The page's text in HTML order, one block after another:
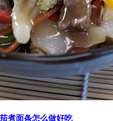
煮面条怎么做好吃